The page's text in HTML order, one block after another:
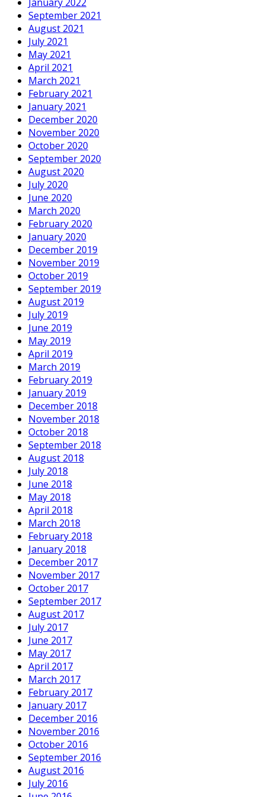
September 2021
August 2021
July 2021
May 2021
April 2021
March 2021
February 2021
January 2021
December 2020
November 2020
October 2020
September 2020
August 2020
July 2020
June 2020
March 2020
February 2020
January 2020
December 2019
November 2019
October 2019
September 2019
August 2019
July 2019
June 2019
May 2019
April 2019
March 2019
February 2019
January 2019
December 2018
November 2018
October 2018
September 2018
August 2018
July 2018
June 2018
May 2018
April 2018
March 2018
February 2018
January 2018
December 2017
November 2017
October 2017
September 2017
August 2017
July 2017
June 2017
May 2017
April 2017
March 2017
February 2017
January 2017
December 2016
November 2016
October 2016
September 2016
August 2016
July 2016